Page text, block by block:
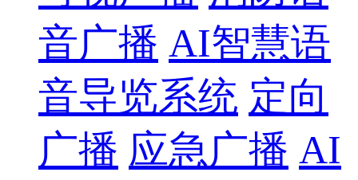
音广播 AI智慧语
音导览系统 定向
广播 应急广播 AI